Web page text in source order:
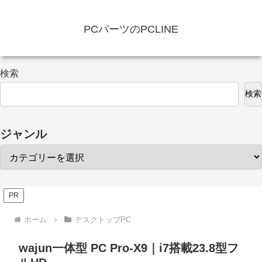
PCパーツのPCLINE
検索
検索
ジャンル
PR
ホーム デスクトップPC
wajun一体型 PC Pro-X9｜i7搭載23.8型フ